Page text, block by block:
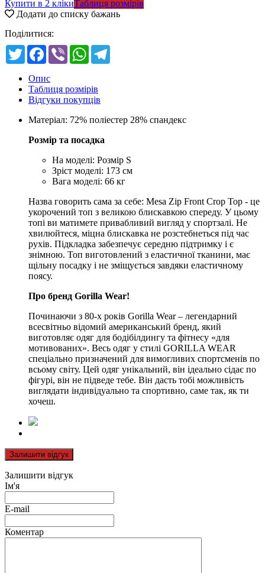
Купити в 2 клікиТаблиця розмірів
Додати до списку бажань
Поділитися:
TwitterFacebook
Viber WhatsApp
Опис
Таблиця розмірів
Відгуки покупців
Матеріал: 72% поліестер 28% спандекс
Розмір та посадка
На моделі: Розмір S
Зріст моделі: 173 см
Вага моделі: 66 кг
Назва говорить сама за себе: Mesa Zip Front Crop Top - це
укорочений топ з великою блискавкою спереду. У цьому
топі ви матимете привабливий вигляд у спортзалі. Не
хвилюйтеся, міцна блискавка не розстебнеться під час
рухів. Підкладка забезпечує середню підтримку і є
знімною. Топ виготовлений з еластичної тканини, має
щільну посадку і не зміщується завдяки еластичному
поясу.
Про бренд Gorilla Wear!
Починаючи з 80-х років Gorilla Wear – легендарний
всесвітньо відомий американський бренд, який
виготовляє одяг для бодібілдингу та фітнесу «для
мотивованих». Весь одяг у стилі GORILLA WEAR
спеціально призначений для вимогливих спортсменів по
всьому світу. Цей одяг унікальний, він ідеально сідає по
фігурі, він не підведе тебе. Він дасть тобі можливість
виглядати індивідуально та спортивно, саме так, як ти
хочеш.
Залишити відгук
Залишити відгук
Ім'я
E-mail
Коментар